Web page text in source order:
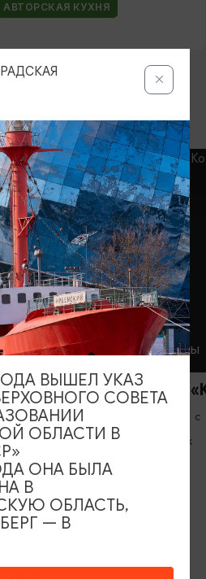
АВТОРСКАЯ КУХНЯ
13:00-21:00
РЕСТОРАНЫ
Ресторан
Ежедневно
Черняховск
НАШЕМ САЙТЕ
ВЫШЕЛ УКАЗ
СОВЕТА
ОБЛАСТИ В
ОНА БЫЛА
В
ОБЛАСТЬ,
— В